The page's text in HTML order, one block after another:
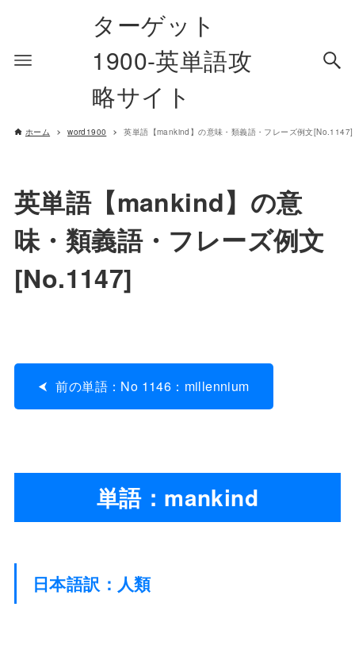
ターゲット
1900-英単語攻
略サイト
ホーム word1900 英単語【mankind】の意味・類義語・フレーズ例文[No.1147]
英単語【mankind】の意
味・類義語・フレーズ例文
[No.1147]
前の単語：No 1146：millennium
単語：mankind
日本語訳：人類